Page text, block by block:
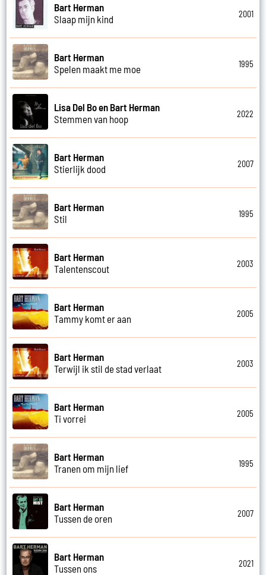
Bart Herman
Slaap mijn kind
2001
Bart Herman
Spelen maakt me moe
1995
Lisa Del Bo en Bart Herman
Stemmen van hoop
2022
Bart Herman
Stierlijk dood
2007
Bart Herman
Stil
1995
Bart Herman
Talentenscout
2003
Bart Herman
Tammy komt er aan
2005
Bart Herman
Terwijl ik stil de stad verlaat
2003
Bart Herman
Ti vorrei
2005
Bart Herman
Tranen om mijn lief
1995
Bart Herman
Tussen de oren
2007
Bart Herman
Tussen ons
2021